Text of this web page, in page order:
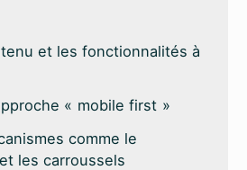
et les fonctionnalités à
« mobile first »
comme le
les carroussels